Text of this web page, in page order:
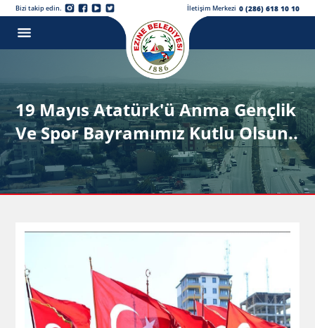
Bizi takip edin. İletişim Merkezi 0 (286) 618 10 10
19 Mayıs Atatürk'ü Anma Gençlik
Ve Spor Bayramımız Kutlu Olsun..